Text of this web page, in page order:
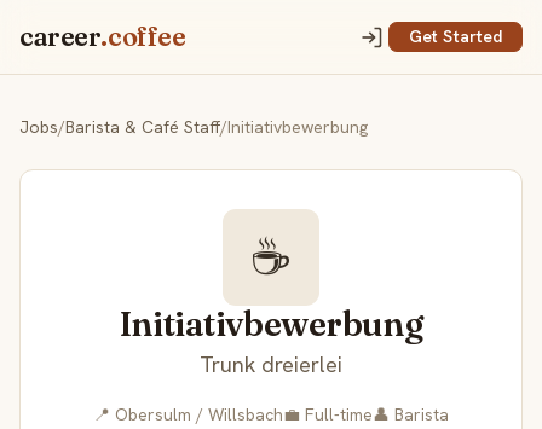
career.coffee Get Started
Jobs/Barista & Café Staff/Initiativbewerbung
☕
Initiativbewerbung
Trunk dreierlei
📍 Obersulm / Willsbach💼 Full-time👤 Barista